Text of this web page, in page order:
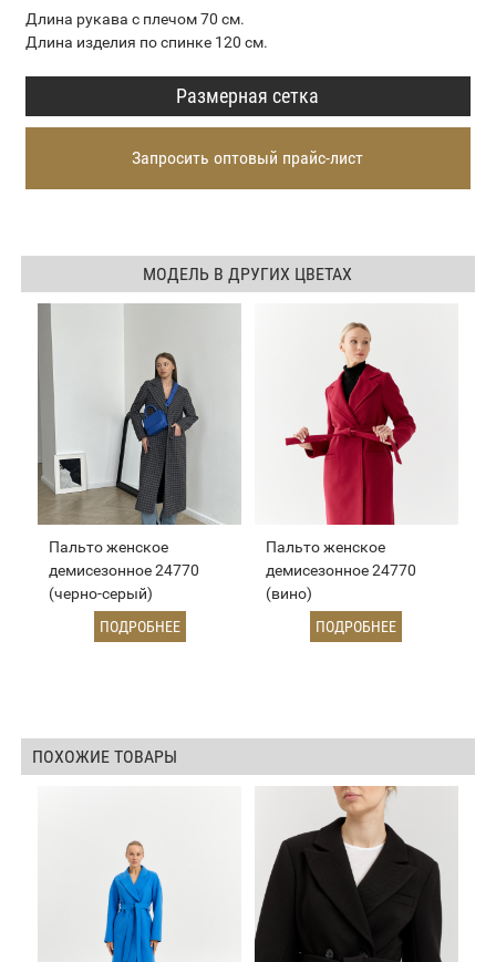
Длина рукава с плечом 70 см.
Длина изделия по спинке 120 см.
Размерная сетка
Запросить оптовый прайс-лист
МОДЕЛЬ В ДРУГИХ ЦВЕТАХ
Пальто женское
демисезонное 24770
(черно-серый)
ПОДРОБНЕЕ
Пальто женское
демисезонное 24770
(вино)
ПОДРОБНЕЕ
ПОХОЖИЕ ТОВАРЫ